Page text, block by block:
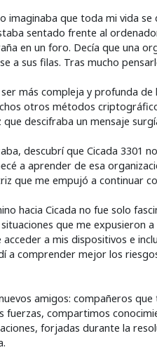
imaginaba que toda mi vida
sentado frente al
en un foro. Decía que una
a sus filas. Tras mucho
más compleja y profunda
otros métodos
que descifraba un mensaje
descubrí que Cicada 3301
a aprender de esa
que me empujó a continuar
hacia Cicada no fue solo
que me expusieron
a mis dispositivos e
a comprender mejor los
amigos: compañeros
fuerzas, compartimos
forjadas durante la